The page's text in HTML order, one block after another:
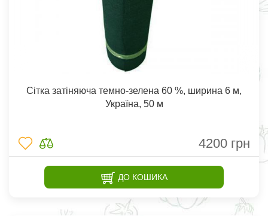
Сітка затіняюча темно-зелена 60 %, ширина 6 м,
Україна, 50 м
4200 грн
ДО КОШИКА